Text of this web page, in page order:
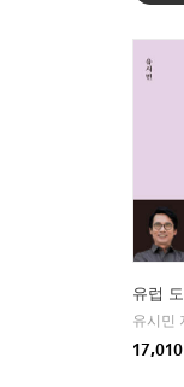
유럽
유시민
17,010